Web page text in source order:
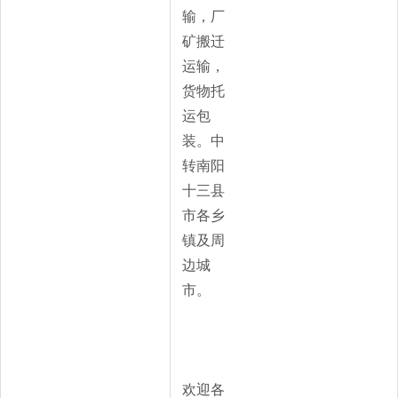
输，厂
矿搬迁
运输，
货物托
运包
装。中
转南阳
十三县
市各乡
镇及周
边城
市。
欢迎各